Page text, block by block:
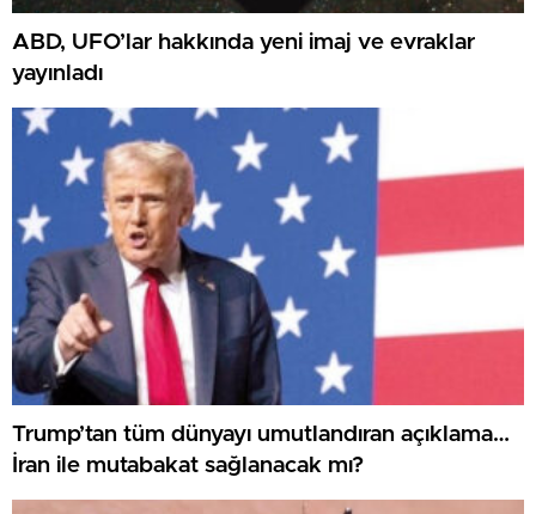
ABD, UFO’lar hakkında yeni imaj ve evraklar
yayınladı
Trump’tan tüm dünyayı umutlandıran açıklama…
İran ile mutabakat sağlanacak mı?